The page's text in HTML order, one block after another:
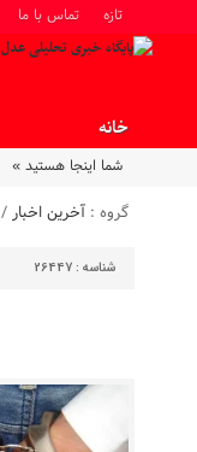
تازه تماس با ما
خانه
شما اینجا هستید »
گروه : آخرین اخبار/
شناسه : 26447